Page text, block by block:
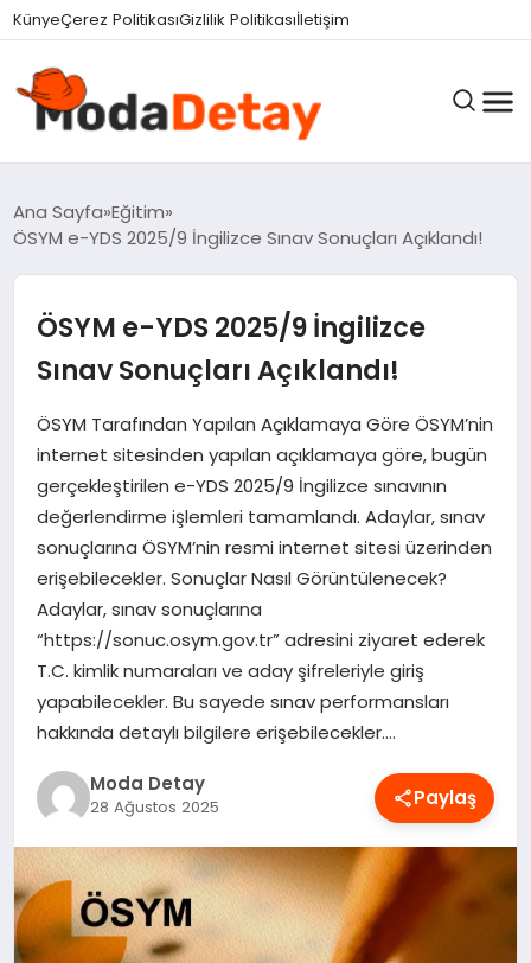
felix markets 360
felix markets yatırım
felix markets pro
felix markets
felix markets app
KünyeÇerez PolitikasıGizlilik Politikasıİletişim
GÜNDEM
EĞITIM
MAGAZIN
SAĞLIK
SPOR
YAŞAM
Ana Sayfa Eğitim
ÖSYM e-YDS 2025/9 İngilizce Sınav Sonuçları Açıklandı!
ÖSYM e-YDS 2025/9 İngilizce
Sınav Sonuçları Açıklandı!
ÖSYM Tarafından Yapılan Açıklamaya Göre ÖSYM’nin
internet sitesinden yapılan açıklamaya göre, bugün
gerçekleştirilen e-YDS 2025/9 İngilizce sınavının
değerlendirme işlemleri tamamlandı. Adaylar, sınav
sonuçlarına ÖSYM’nin resmi internet sitesi üzerinden
erişebilecekler. Sonuçlar Nasıl Görüntülenecek?
Adaylar, sınav sonuçlarına
“https://sonuc.osym.gov.tr” adresini ziyaret ederek
T.C. kimlik numaraları ve aday şifreleriyle giriş
yapabilecekler. Bu sayede sınav performansları
hakkında detaylı bilgilere erişebilecekler….
Moda Detay
28 Ağustos 2025 Paylaş